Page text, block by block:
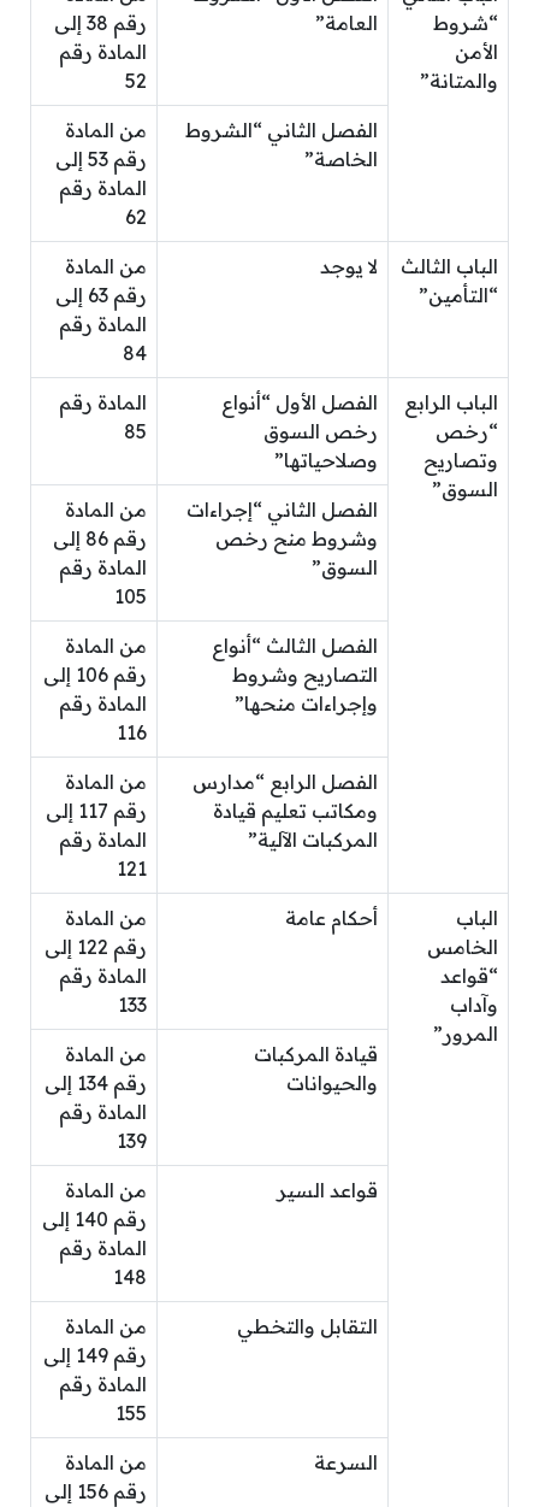
“شروط
الأمن
والمتانة”
العامة”
رقم 38 إلى
المادة رقم
52
الفصل الثاني “الشروط
الخاصة”
من المادة
رقم 53 إلى
المادة رقم
62
الباب الثالث
“التأمين”
لا يوجد
من المادة
رقم 63 إلى
المادة رقم
84
الباب الرابع
“رخص
وتصاريح
السوق”
الفصل الأول “أنواع
رخص السوق
وصلاحياتها”
المادة رقم
85
الفصل الثاني “إجراءات
وشروط منح رخص
السوق”
من المادة
رقم 86 إلى
المادة رقم
105
الفصل الثالث “أنواع
التصاريح وشروط
وإجراءات منحها”
من المادة
رقم 106 إلى
المادة رقم
116
الفصل الرابع “مدارس
ومكاتب تعليم قيادة
المركبات الآلية”
من المادة
رقم 117 إلى
المادة رقم
121
الباب
الخامس
“قواعد
وآداب
المرور”
أحكام عامة
من المادة
رقم 122 إلى
المادة رقم
133
قيادة المركبات
والحيوانات
من المادة
رقم 134 إلى
المادة رقم
139
قواعد السير
من المادة
رقم 140 إلى
المادة رقم
148
التقابل والتخطي
من المادة
رقم 149 إلى
المادة رقم
155
السرعة
من المادة
رقم 156 إلى